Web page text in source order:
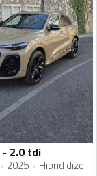
- 2.0 tdi
2025 Hibrid dizel